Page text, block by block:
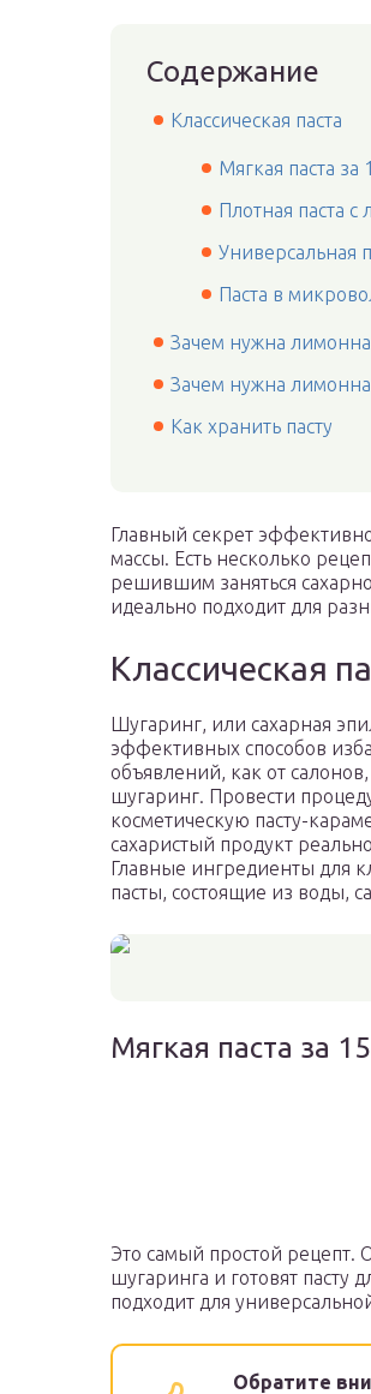
Содержание
Классическая паста
Мягкая паста
Плотная паста
Универсальная
Паста в
Зачем нужна
Зачем нужна
Как хранить пасту
Главный секрет
массы. Есть несколько
решившим заняться
идеально подходит для
Классическая
Шугаринг, или сахарная
эффективных способов
объявлений, как от
шугаринг. Провести
косметическую пасту-
сахаристый продукт
Главные ингредиенты для
пасты, состоящие из воды,
Мягкая паста за
Это самый простой рецепт.
шугаринга и готовят пасту
подходит для
Обратите